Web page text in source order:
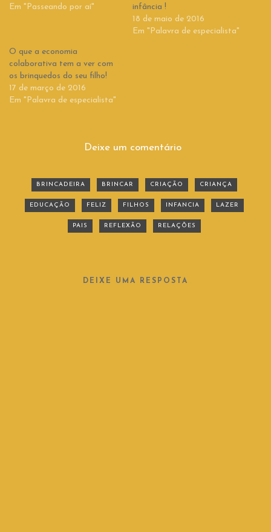
Em "Passeando por aí"
infância !
18 de maio de 2016
Em "Palavra de especialista"
O que a economia
colaborativa tem a ver com
os brinquedos do seu filho!
17 de março de 2016
Em "Palavra de especialista"
Deixe um comentário
BRINCADEIRA BRINCAR CRIAÇÃO CRIANÇA
EDUCAÇÃO FELIZ FILHOS INFANCIA LAZER
PAIS REFLEXÃO RELAÇÕES
DEIXE UMA RESPOSTA